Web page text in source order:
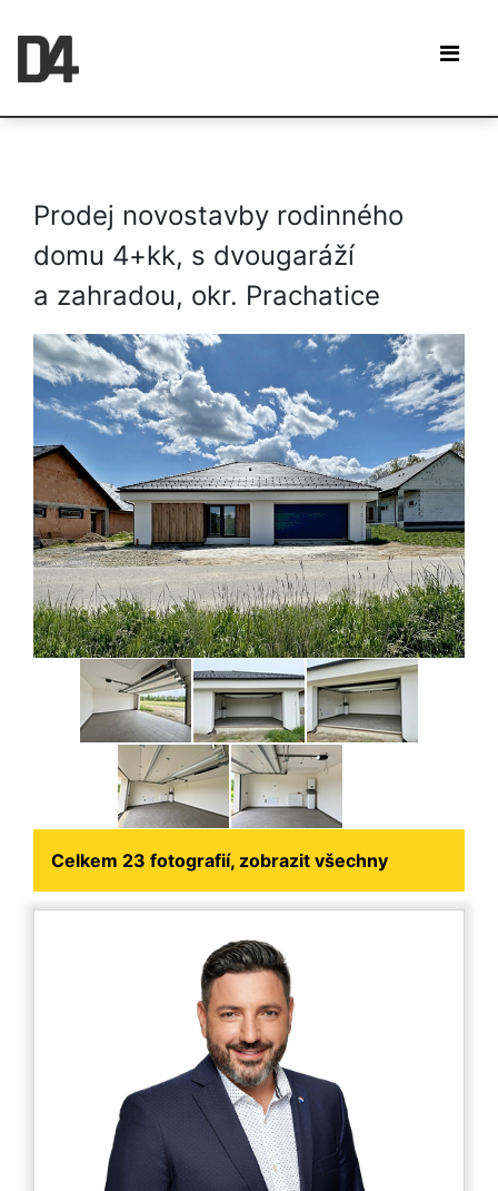
Prodej novostavby rodinného
domu 4+kk, s dvougaráží
a zahradou, okr. Prachatice
Celkem 23 fotografií, zobrazit všechny